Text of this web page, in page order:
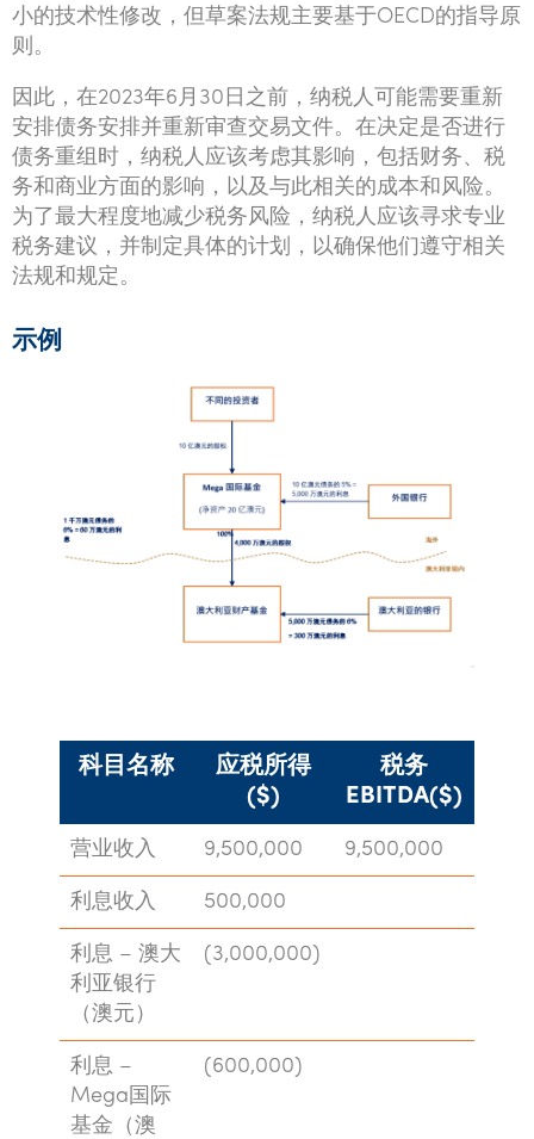
小的技术性修改，但草案法规主要基于OECD的指导原
则。
因此，在2023年6月30日之前，纳税人可能需要重新
安排债务安排并重新审查交易文件。在决定是否进行
债务重组时，纳税人应该考虑其影响，包括财务、税
务和商业方面的影响，以及与此相关的成本和风险。
为了最大程度地减少税务风险，纳税人应该寻求专业
税务建议，并制定具体的计划，以确保他们遵守相关
法规和规定。
示例
科目名称
应税所得
($)
税务
EBITDA($)
营业收入 9,500,000 9,500,000
利息收入 500,000
利息 – 澳大
利亚银行
（澳元）
(3,000,000)
利息 –
Mega国际
基金（澳
(600,000)